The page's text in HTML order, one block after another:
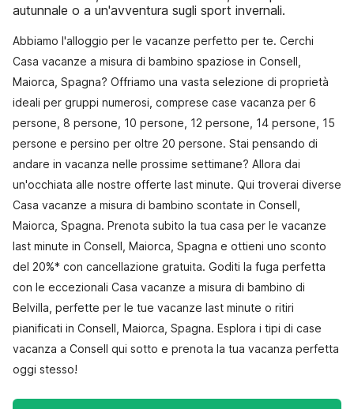
autunnale o a un'avventura sugli sport invernali.
Abbiamo l'alloggio per le vacanze perfetto per te. Cerchi
Casa vacanze a misura di bambino spaziose in Consell,
Maiorca, Spagna? Offriamo una vasta selezione di proprietà
ideali per gruppi numerosi, comprese case vacanza per 6
persone, 8 persone, 10 persone, 12 persone, 14 persone, 15
persone e persino per oltre 20 persone. Stai pensando di
andare in vacanza nelle prossime settimane? Allora dai
un'occhiata alle nostre offerte last minute. Qui troverai diverse
Casa vacanze a misura di bambino scontate in Consell,
Maiorca, Spagna. Prenota subito la tua casa per le vacanze
last minute in Consell, Maiorca, Spagna e ottieni uno sconto
del 20%* con cancellazione gratuita. Goditi la fuga perfetta
con le eccezionali Casa vacanze a misura di bambino di
Belvilla, perfette per le tue vacanze last minute o ritiri
pianificati in Consell, Maiorca, Spagna. Esplora i tipi di case
vacanza a Consell qui sotto e prenota la tua vacanza perfetta
oggi stesso!